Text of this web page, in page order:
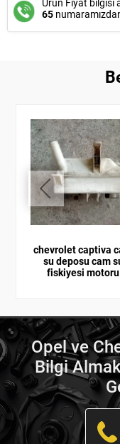
Ürün Fiyat bilgisi
65
chevrolet captiva
su deposu cam
fiskiyesi motoru
Opel ve
Bilgi